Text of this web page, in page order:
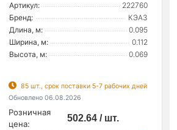
Артикул:
222760
Бренд:
КЭАЗ
Длина, м:
0.095
Ширина, м:
0.112
Высота, м:
0.069
85 шт., срок поставки 5-7 рабочих дней
Обновлено 06.08.2026
Розничная
цена:
502.64 / шт.